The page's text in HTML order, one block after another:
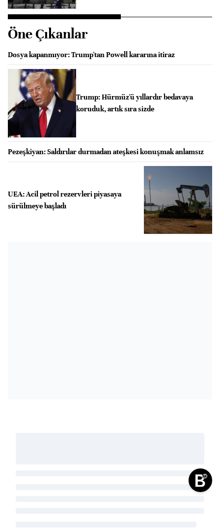
Öne Çıkanlar
Dosya kapanmıyor: Trump'tan Powell kararına itiraz
Trump: Hürmüz'ü yıllardır bedavaya
koruduk, artık sıra sizde
Pezeşkiyan: Saldırılar durmadan ateşkesi konuşmak anlamsız
UEA: Acil petrol rezervleri piyasaya
sürülmeye başladı